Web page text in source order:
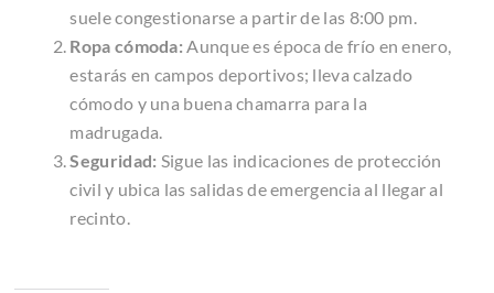
suele congestionarse a partir de las 8:00 pm.
Ropa cómoda: Aunque es época de frío en enero,
estarás en campos deportivos; lleva calzado
cómodo y una buena chamarra para la
madrugada.
Seguridad: Sigue las indicaciones de protección
civil y ubica las salidas de emergencia al llegar al
recinto.